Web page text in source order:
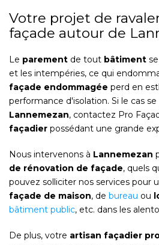
Votre projet de
façade autour de
Le parement de tout bâtiment
et les intempéries, ce qui
façade endommagée perd en
performance d'isolation. Si le cas
Lannemezan, contactez Pro
façadier possédant une grande
Nous intervenons à Lannemezan
de rénovation de façade, quels
pouvez solliciter nos services pour
façade de maison, de bureau ou
bâtiment public, etc. dans les
De plus, votre artisan façadier